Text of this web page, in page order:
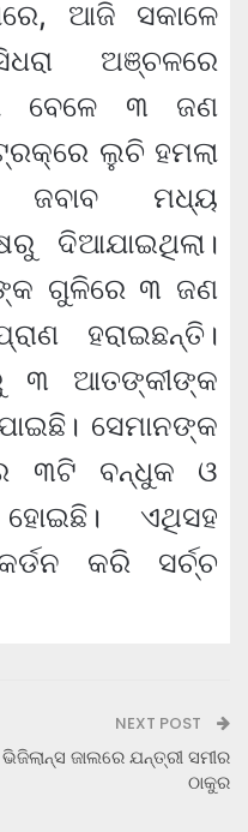
ଆଜି ସକାଳେ
ଅଞ୍ଚଳରେ
ବେଳେ ୩ ଜଣ
ଲୁଚି ହମଲା
ଜବାବ ମଧ୍ୟ
ଦିଆଯାଇଥିଲା।
ଗୁଳିରେ ୩ ଜଣ
ହରାଇଛନ୍ତି।
୩ ଆତଙ୍କୀଙ୍କ
ସେମାନଙ୍କ
୩ଟି ବନ୍ଧୁକ ଓ
ଏଥିସହ
କରି ସର୍ଚ୍ଚ
NEXT POST
ଭିଜିଲାନ୍ସ ଜାଲରେ ଯନ୍ତ୍ରୀ ସମୀର
ଠାକୁର